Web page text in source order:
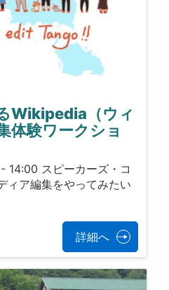
Wikipedia（ウィ
体験ワークショ
14:00 スピーカーズ・コ
ィア編集をやってみたい
詳細へ